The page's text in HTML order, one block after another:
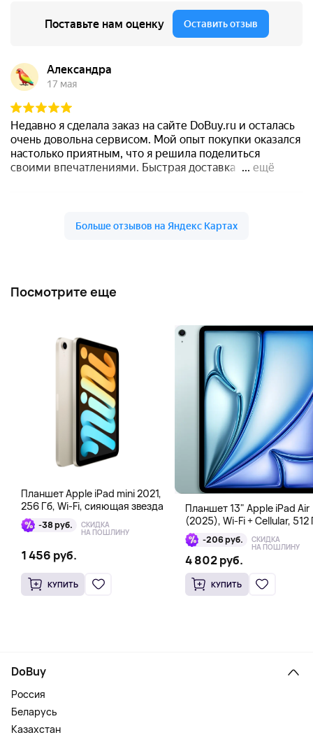
Посмотрите еще
Планшет Apple iPad mini 2021,
256 Гб, Wi-Fi, сияющая звезда
-38 руб. СКИДКА
НА ПОШЛИНУ
1 456 руб.
КУПИТЬ
Планшет 13" Apple iPad Air
(2025), Wi-Fi + Cellular, 512
голубой-206 руб. СКИДКА
НА ПОШЛИНУ
4 802 руб.
КУПИТЬ
DoBuy
Россия
Беларусь
Казахстан